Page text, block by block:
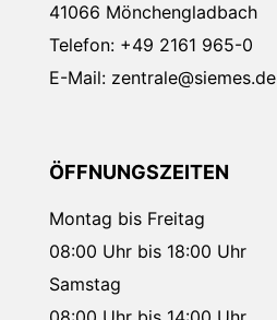
41066 Mönchengladbach
Telefon: +49 2161 965-0
E-Mail: zentrale@siemes.de
ÖFFNUNGSZEITEN
Montag bis Freitag
08:00 Uhr bis 18:00 Uhr
Samstag